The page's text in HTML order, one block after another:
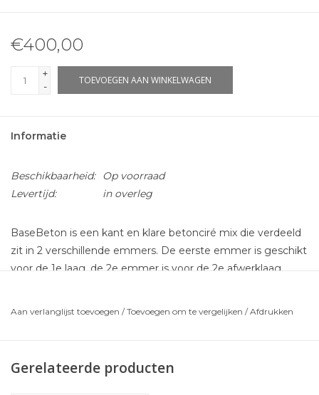
€400,00
+
-
TOEVOEGEN AAN WINKELWAGEN
Informatie
Beschikbaarheid:
Op voorraad
Levertijd:
in overleg
BaseBeton is een kant en klare betonciré mix die verdeeld
zit in 2 verschillende emmers. De eerste emmer is geschikt
voor de 1e laag, de 2e emmer is voor de 2e afwerklaag.
2
Wat krijgt u in dit pakket:
Aan verlanglijst toevoegen /Toevoegen om te vergelijken /Afdrukken
Gerelateerde producten